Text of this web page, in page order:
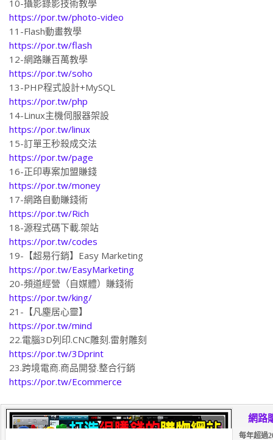
https://por.tw/photo-video
11-Flash動畫教學
https://por.tw/flash
12-網路賺百萬教學
https://por.tw/soho
13-PHP程式設計+MySQL
https://por.tw/php
14-Linux主機伺服器架設
https://por.tw/linux
15-訂單王秒殺成交法
https://por.tw/page
16-正印專案加盟賺錢
https://por.tw/money
17-網路自動賺錢術
https://por.tw/Rich
18-源程式碼下載.架站
https://por.tw/codes
19-【超易行銷】Easy Marketing
https://por.tw/EasyMarketing
20-頻道經營（自媒體）賺錢術
https://por.tw/king/
21-【凡塵居心靈】
https://por.tw/mind
22.電腦3D列印.CNC雕刻.雷射雕刻
https://por.tw/3Dprint
23.跨境電商.商品開發.整合行銷
https://por.tw/Ecommerce